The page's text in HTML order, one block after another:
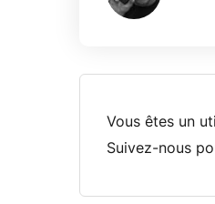
Vous êtes un
Suivez-nous